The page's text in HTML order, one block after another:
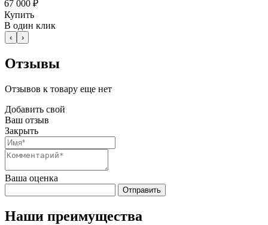
67 000 ₽
Купить
В один клик
‹ ›
Отзывы
Отзывов к товару еще нет
Добавить свой
Ваш отзыв
Закрыть
Ваша оценка
Отправить
Наши преимущества